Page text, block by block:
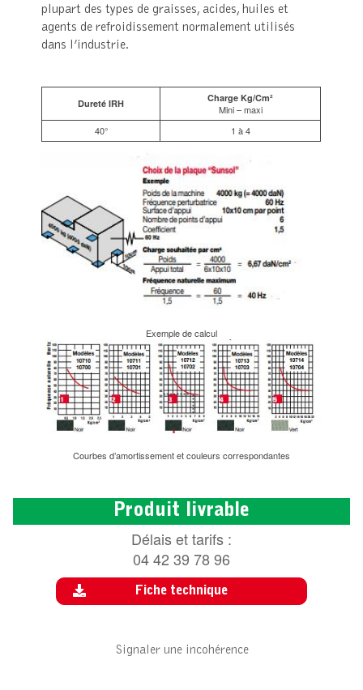
plupart des types de graisses, acides, huiles et
agents de refroidissement normalement utilisés
dans l’industrie.
Dureté IRH Charge Kg/Cm²
Mini – maxi
40°
1 à 4
Exemple de calcul
Courbes d’amortissement et couleurs correspondantes
Produit livrable
Délais et tarifs :
04 42 39 78 96
Fiche technique
Signaler une incohérence